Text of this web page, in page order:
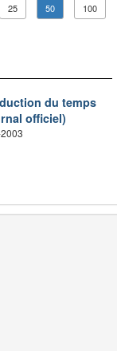
25 50 100
du temps
officiel)